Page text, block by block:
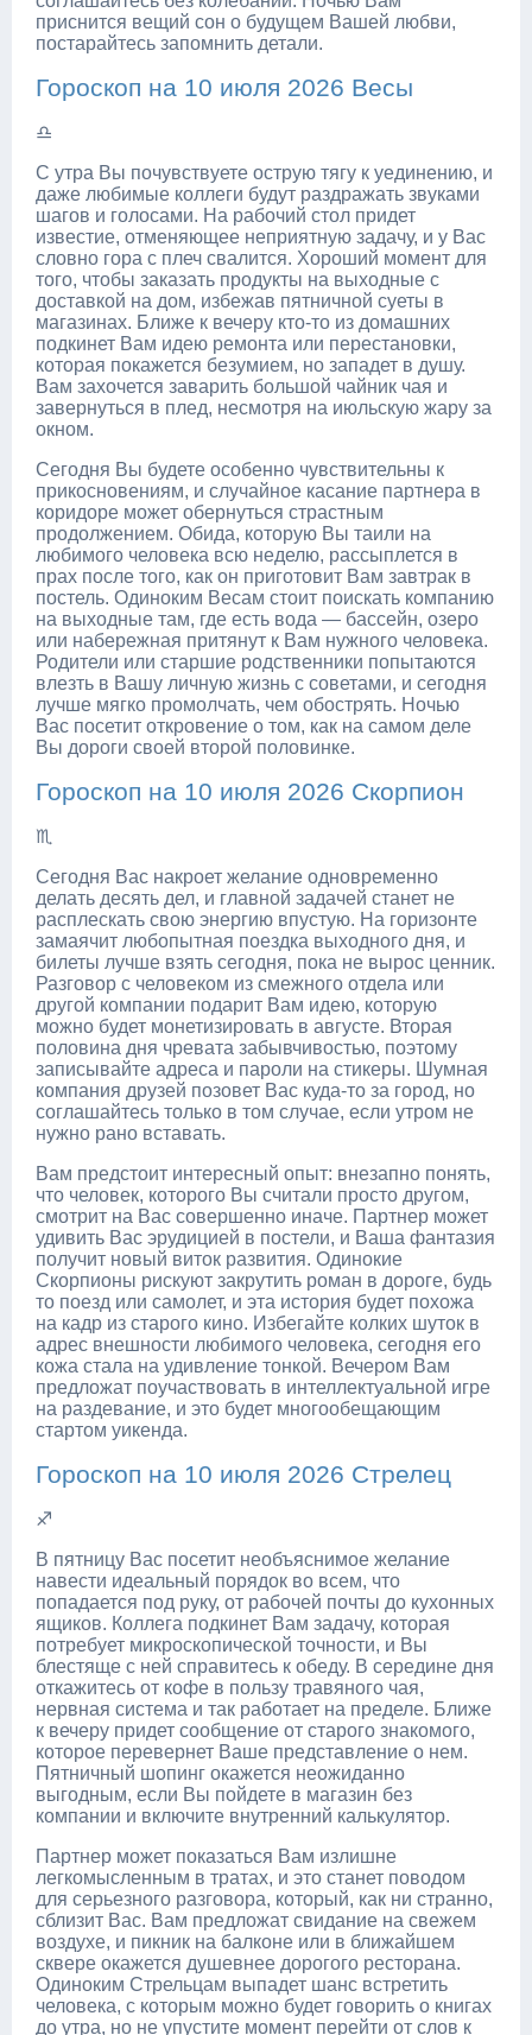
приснится вещий сон о будущем Вашей любви,
постарайтесь запомнить детали.
Гороскоп на 10 июля 2026 Весы
♎
С утра Вы почувствуете острую тягу к уединению, и
даже любимые коллеги будут раздражать звуками
шагов и голосами. На рабочий стол придет
известие, отменяющее неприятную задачу, и у Вас
словно гора с плеч свалится. Хороший момент для
того, чтобы заказать продукты на выходные с
доставкой на дом, избежав пятничной суеты в
магазинах. Ближе к вечеру кто-то из домашних
подкинет Вам идею ремонта или перестановки,
которая покажется безумием, но западет в душу.
Вам захочется заварить большой чайник чая и
завернуться в плед, несмотря на июльскую жару за
окном.
Сегодня Вы будете особенно чувствительны к
прикосновениям, и случайное касание партнера в
коридоре может обернуться страстным
продолжением. Обида, которую Вы таили на
любимого человека всю неделю, рассыплется в
прах после того, как он приготовит Вам завтрак в
постель. Одиноким Весам стоит поискать компанию
на выходные там, где есть вода — бассейн, озеро
или набережная притянут к Вам нужного человека.
Родители или старшие родственники попытаются
влезть в Вашу личную жизнь с советами, и сегодня
лучше мягко промолчать, чем обострять. Ночью
Вас посетит откровение о том, как на самом деле
Вы дороги своей второй половинке.
Гороскоп на 10 июля 2026 Скорпион
♏
Сегодня Вас накроет желание одновременно
делать десять дел, и главной задачей станет не
расплескать свою энергию впустую. На горизонте
замаячит любопытная поездка выходного дня, и
билеты лучше взять сегодня, пока не вырос ценник.
Разговор с человеком из смежного отдела или
другой компании подарит Вам идею, которую
можно будет монетизировать в августе. Вторая
половина дня чревата забывчивостью, поэтому
записывайте адреса и пароли на стикеры. Шумная
компания друзей позовет Вас куда-то за город, но
соглашайтесь только в том случае, если утром не
нужно рано вставать.
Вам предстоит интересный опыт: внезапно понять,
что человек, которого Вы считали просто другом,
смотрит на Вас совершенно иначе. Партнер может
удивить Вас эрудицией в постели, и Ваша фантазия
получит новый виток развития. Одинокие
Скорпионы рискуют закрутить роман в дороге, будь
то поезд или самолет, и эта история будет похожа
на кадр из старого кино. Избегайте колких шуток в
адрес внешности любимого человека, сегодня его
кожа стала на удивление тонкой. Вечером Вам
предложат поучаствовать в интеллектуальной игре
на раздевание, и это будет многообещающим
стартом уикенда.
Гороскоп на 10 июля 2026 Стрелец
♐
В пятницу Вас посетит необъяснимое желание
навести идеальный порядок во всем, что
попадается под руку, от рабочей почты до кухонных
ящиков. Коллега подкинет Вам задачу, которая
потребует микроскопической точности, и Вы
блестяще с ней справитесь к обеду. В середине дня
откажитесь от кофе в пользу травяного чая,
нервная система и так работает на пределе. Ближе
к вечеру придет сообщение от старого знакомого,
которое перевернет Ваше представление о нем.
Пятничный шопинг окажется неожиданно
выгодным, если Вы пойдете в магазин без
компании и включите внутренний калькулятор.
Партнер может показаться Вам излишне
легкомысленным в тратах, и это станет поводом
для серьезного разговора, который, как ни странно,
сблизит Вас. Вам предложат свидание на свежем
воздухе, и пикник на балконе или в ближайшем
сквере окажется душевнее дорогого ресторана.
Одиноким Стрельцам выпадет шанс встретить
человека, с которым можно будет говорить о книгах
до утра, но не упустите момент перейти от слов к